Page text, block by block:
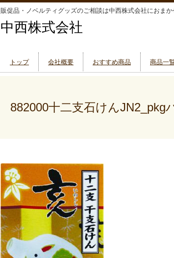
販促品・ノベルティグッズのご相談は中西株式会社におまか
中西株式会社
トップ 会社概要 おすすめ商品 商品一
882000十二支石けんJN2_pkg